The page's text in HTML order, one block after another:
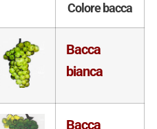
Colore bacca
Bacca
bianca
Bacca